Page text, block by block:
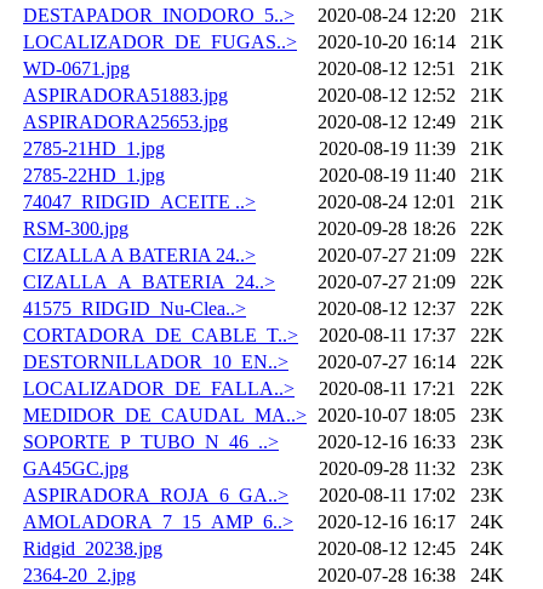
DESTAPADOR_INODORO_5..>
2020-08-24 12:20
21K
LOCALIZADOR_DE_FUGAS..>
2020-10-20 16:14
21K
WD-0671.jpg
2020-08-12 12:51
21K
ASPIRADORA51883.jpg
2020-08-12 12:52
21K
ASPIRADORA25653.jpg
2020-08-12 12:49
21K
2785-21HD_1.jpg
2020-08-19 11:39
21K
2785-22HD_1.jpg
2020-08-19 11:40
21K
74047_RIDGID_ACEITE ..>
2020-08-24 12:01
21K
RSM-300.jpg
2020-09-28 18:26
22K
CIZALLA A BATERIA 24..>
2020-07-27 21:09
22K
CIZALLA_A_BATERIA_24..>
2020-07-27 21:09
22K
41575_RIDGID_Nu-Clea..>
2020-08-12 12:37
22K
CORTADORA_DE_CABLE_T..>
2020-08-11 17:37
22K
DESTORNILLADOR_10_EN..>
2020-07-27 16:14
22K
LOCALIZADOR_DE_FALLA..>
2020-08-11 17:21
22K
MEDIDOR_DE_CAUDAL_MA..> 2020-10-07 18:05
23K
SOPORTE_P_TUBO_N_46_..>
2020-12-16 16:33
23K
GA45GC.jpg
2020-09-28 11:32
23K
ASPIRADORA_ROJA_6_GA..>
2020-08-11 17:02
23K
AMOLADORA_7_15_AMP_6..>
2020-12-16 16:17
24K
Ridgid_20238.jpg
2020-08-12 12:45
24K
2364-20_2.jpg
2020-07-28 16:38
24K